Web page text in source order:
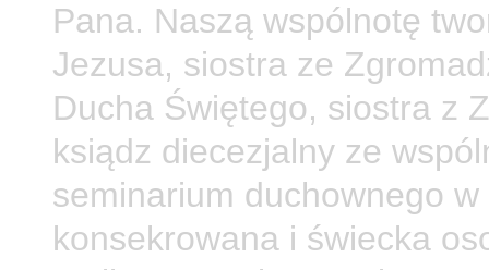
Pana. Naszą wspólnotę
Jezusa, siostra ze
Ducha Świętego, siostra z
ksiądz diecezjalny ze
seminarium duchownego
konsekrowana i świecka